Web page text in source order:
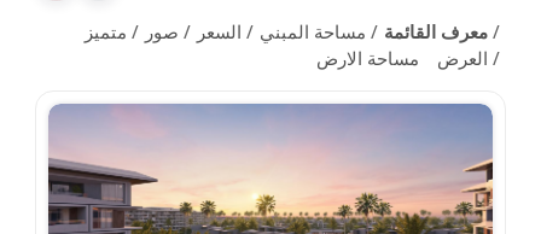
معرف القائمة مساحة المبني السعر صور
متميز
العرض
مساحة الارض